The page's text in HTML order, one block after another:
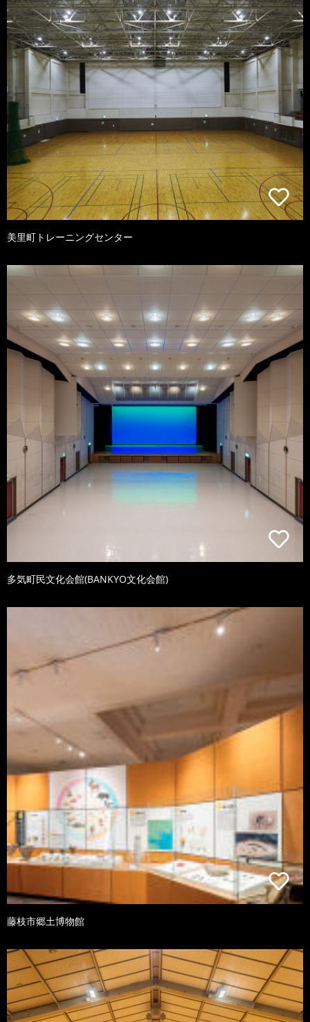
美里町トレーニングセンター
多気町民文化会館(BANKYO文化会館)
藤枝市郷土博物館